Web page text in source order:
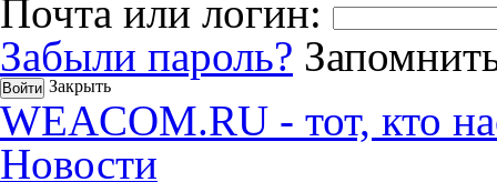
Почта или логин:
Забыли пароль?
Закрыть
WEACOM.RU - тот, кто
Новости